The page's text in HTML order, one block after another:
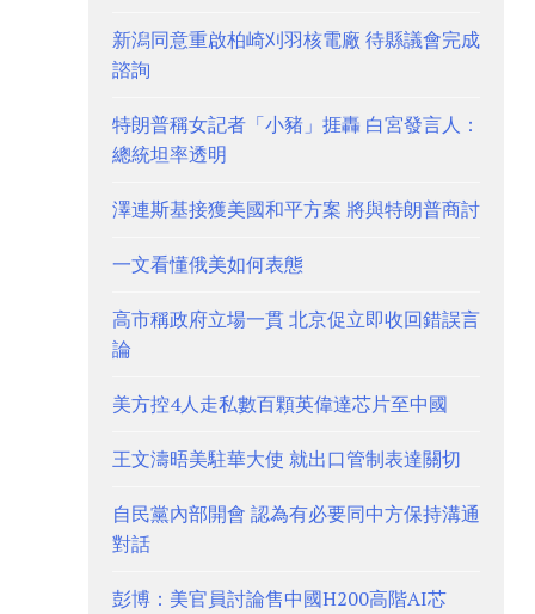
新潟同意重啟柏崎刈羽核電廠 待縣議會完成
諮詢
特朗普稱女記者「小豬」捱轟 白宮發言人：
總統坦率透明
澤連斯基接獲美國和平方案 將與特朗普商討
一文看懂俄美如何表態
高市稱政府立場一貫 北京促立即收回錯誤言
論
美方控4人走私數百顆英偉達芯片至中國
王文濤晤美駐華大使 就出口管制表達關切
自民黨內部開會 認為有必要同中方保持溝通
對話
彭博：美官員討論售中國H200高階AI芯